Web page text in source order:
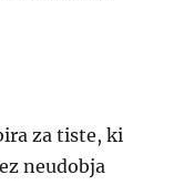
za tiste, ki
neudobja